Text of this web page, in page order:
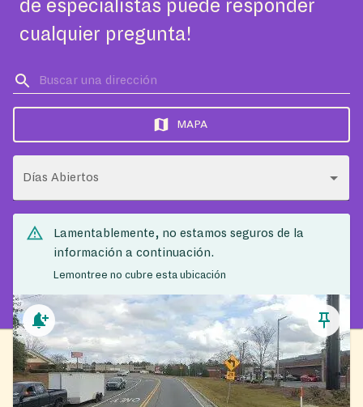
de especialistas puede responder
cualquier pregunta!
MAPA
Días Abiertos
Lamentablemente, no estamos seguros de la
información a continuación.
Lemontree no cubre esta ubicación